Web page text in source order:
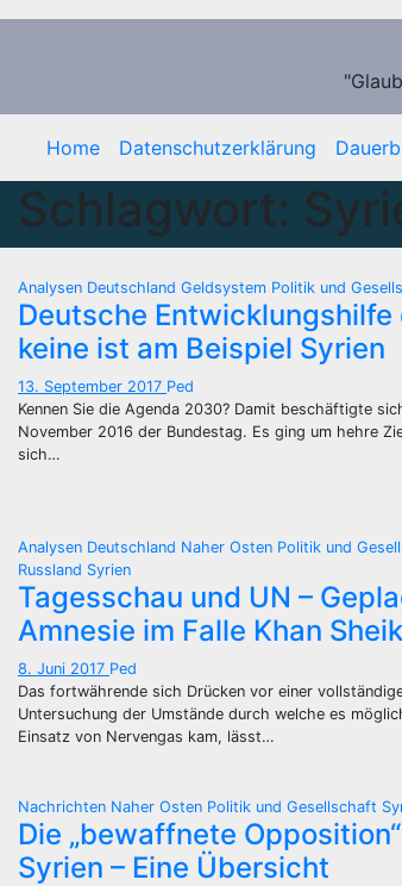
Zum
Home Datenschutzerklärung
Schlagwort:
Analysen Deutschland Geldsystem Politik und
Deutsche Entwicklungshilfe
keine ist am Beispiel Syrien
13. September 2017 Ped
Kennen Sie die Agenda 2030? Damit beschäftigte
November 2016 der Bundestag. Es ging um hehre
sich…
Analysen Deutschland Naher Osten Politik und
Russland Syrien
Tagesschau und UN –
Amnesie im Falle Khan
8. Juni 2017 Ped
Das fortwährende sich Drücken vor einer
Untersuchung der Umstände durch welche es
Einsatz von Nervengas kam, lässt…
Nachrichten Naher Osten Politik und Gesellschaft
Die „bewaffnete
Syrien – Eine Übersicht